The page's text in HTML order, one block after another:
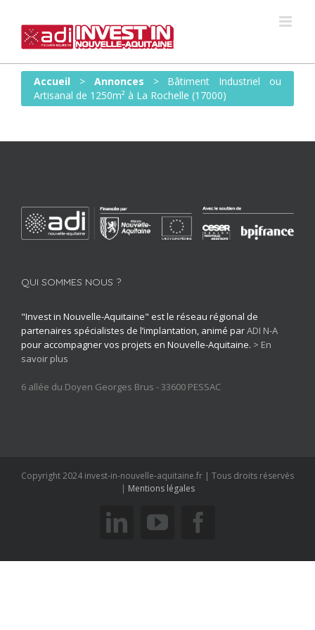
content
Accueil > Annonces > Bâtiment Industriel ou
Artisanal de 1250m² à La Rochelle (17000)
QUI SOMMES NOUS ?
"Invest in Nouvelle-Aquitaine" est le réseau régional de
partenaires spécialistes de l’implantation, animé parADI N-A
pour accompagner vos projets en Nouvelle-Aquitaine. > En
savoir plus
6 allée du Doyen Georges Brus - 33600 PESSAC
Copyright 2024 invest-in-nouvelle-aquitaine.fr | Tous droits réservés
| Mentions légales
linkedinyoutube